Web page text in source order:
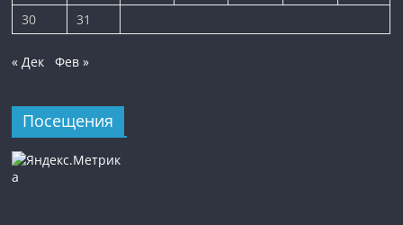
30
31
« Дек Фев »
Посещения